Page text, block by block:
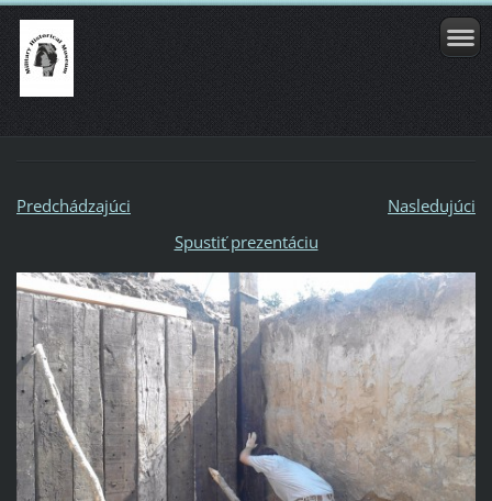
Predchádzajúci
Nasledujúci
Spustiť prezentáciu